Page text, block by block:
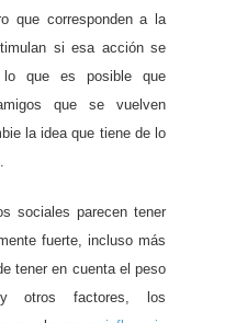
que corresponden a la
si esa acción se
que es posible que
que se vuelven
la idea que tiene de lo
sociales parecen tener
fuerte, incluso más
tener en cuenta el peso
y otros factores, los